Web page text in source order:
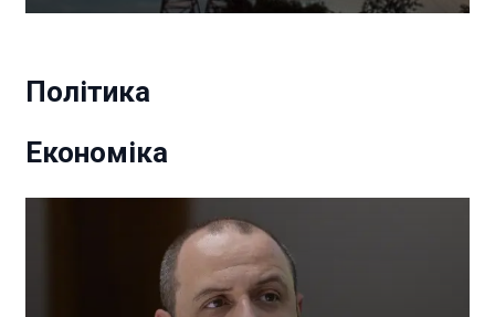
Політика
Економіка